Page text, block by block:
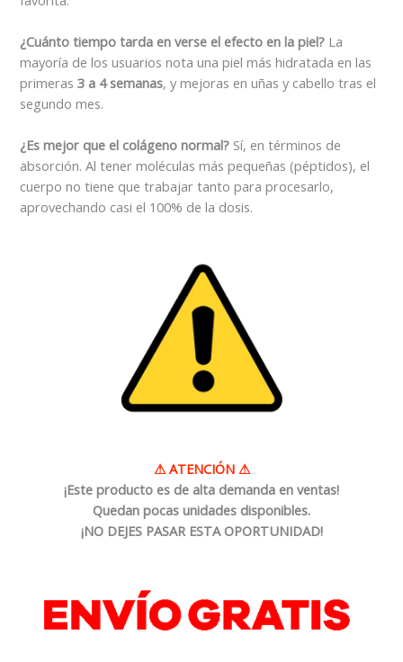
¿Cuánto tiempo tarda en verse el efecto en la piel? La
mayoría de los usuarios nota una piel más hidratada en las
primeras3 a 4 semanas, y mejoras en uñas y cabello tras el
segundo mes.
¿Es mejor que el colágeno normal? Sí, en términos de
absorción. Al tener moléculas más pequeñas (péptidos), el
cuerpo no tiene que trabajar tanto para procesarlo,
aprovechando casi el 100% de la dosis.
⚠ATENCIÓN ⚠
¡Este producto es de alta demanda en ventas!
Quedan pocas unidades disponibles.
¡NO DEJES PASAR ESTA OPORTUNIDAD!